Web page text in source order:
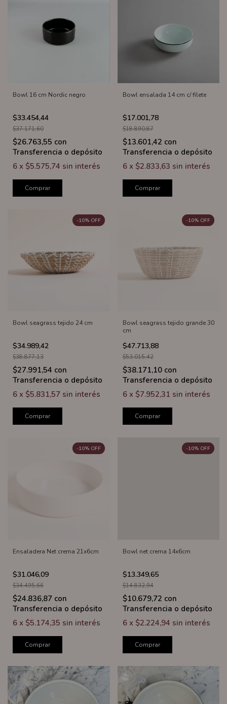
Bowl 16 cm Nordic negro
$33.454,44
$37.171,60
$26.763,55 con
Transferencia o depósito
6 x $5.575,74 sin interés
Comprar
Bowl ensalada 14 cm c/ filete
$17.001,78
$18.890,87
$13.601,42 con
Transferencia o depósito
6 x $2.833,63 sin interés
Comprar
Bowl seagrass tejido 24 cm
$34.989,42
-10% OFF
$38.877,13
$27.991,54 con
Transferencia o depósito
6 x $5.831,57 sin interés
Comprar
Bowl seagrass tejido grande 30
cm
$47.713,88
-10% OFF
$53.015,42
$38.171,10 con
Transferencia o depósito
6 x $7.952,31 sin interés
Comprar
Ensaladera Net crema 21x6cm
$31.046,09
-10% OFF
$34.495,66
$24.836,87 con
Transferencia o depósito
6 x $5.174,35 sin interés
Comprar
Bowl net crema 14x6cm
$13.349,65
-10% OFF
$14.832,94
$10.679,72 con
Transferencia o depósito
6 x $2.224,94 sin interés
Comprar